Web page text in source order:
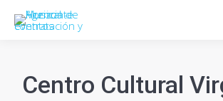
Centro Cultural